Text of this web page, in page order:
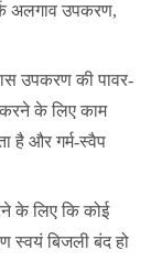
अलगाव उपकरण,
उपकरण की पावर-
के लिए काम
है और गर्म-स्वैप
के लिए कि कोई
स्वयं बिजली बंद हो